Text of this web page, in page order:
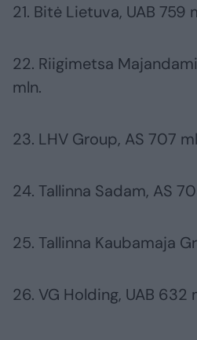
21. Bitė Lietuva, UAB 759
22. Riigimetsa
mln.
23. LHV Group, AS 707
24. Tallinna Sadam, AS
25. Tallinna Kaubamaja
26. VG Holding, UAB 632